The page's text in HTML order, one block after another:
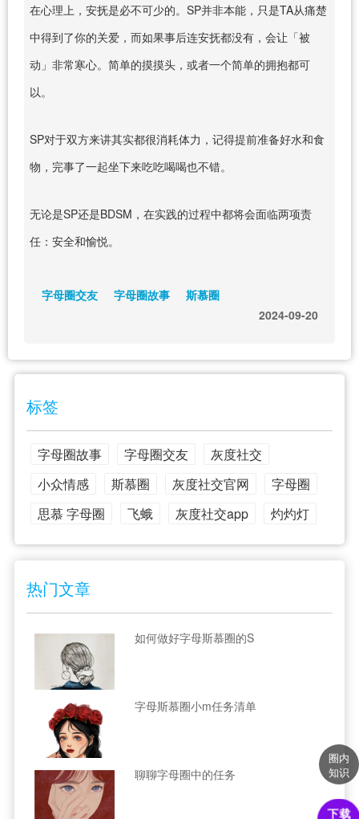
在心理上，安抚是必不可少的。SP并非本能，只是TA从痛楚
中得到了你的关爱，而如果事后连安抚都没有，会让「被
动」非常寒心。简单的摸摸头，或者一个简单的拥抱都可
以。
SP对于双方来讲其实都很消耗体力，记得提前准备好水和食
物，完事了一起坐下来吃吃喝喝也不错。
无论是SP还是BDSM，在实践的过程中都将会面临两项责
任：安全和愉悦。
字母圈交友 字母圈故事
斯慕圈
2024-09-20
标签
字母圈故事 字母圈交友
灰度社交
小众情感
斯慕圈 灰度社交官网
字母圈
思慕 字母圈
飞蛾 灰度社交app 灼灼灯
热门文章
如何做好字母斯慕圈的S
字母斯慕圈小m任务清单
聊聊字母圈中的任务
圈内
知识
下载